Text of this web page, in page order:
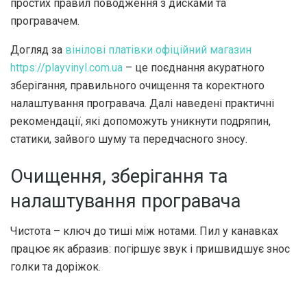
простих правил поводження з дисками та
програвачем.
Догляд за вінілові платівки офіційний магазин
https://playvinyl.com.ua – це поєднання акуратного
зберігання, правильного очищення та коректного
налаштування програвача. Далі наведені практичні
рекомендації, які допоможуть уникнути подряпин,
статики, зайвого шуму та передчасного зносу.
Очищення, зберігання та
налаштування програвача
Чистота – ключ до тиші між нотами. Пил у канавках
працює як абразив: погіршує звук і пришвидшує знос
голки та доріжок.